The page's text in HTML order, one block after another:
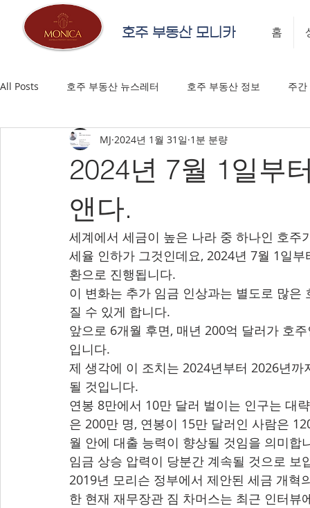
호주 부동산 모니카 홈
All Posts 호주 부동산 뉴스레터 호주 부동산 정보 주
2024년 7월 1일부
앤다.
MJ 2024년 1월 31일 1분 분량
세계에서 세금이 높은 나라 중 하나인 호
세율 인하가 그것인데요, 2024년 7월 1일
환으로 진행됩니다.
이 변화는 추가 임금 인상과는 별도로 많
질 수 있게 합니다.
앞으로 6개월 후면, 매년 200억 달러가 호
입니다.
제 생각에 이 조치는 2024년부터 2026년까
될 것입니다.
연봉 8만에서 10만 달러 벌이는 인구는 대
은 200만 명, 연봉이 15만 달러인 사람은
월 안에 대출 능력이 향상될 것임을 의미합
임금 상승 압력이 당분간 계속될 것으로 보
2019년 모리슨 정부에서 제안된 세금 개혁
한 현재 재무장관 짐 차머스는 최근 인터